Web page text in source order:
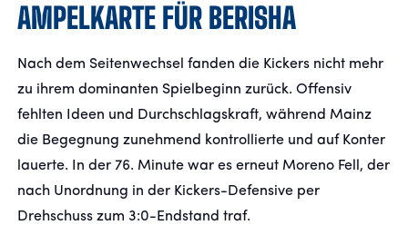
AMPELKARTE FÜR BERISHA
Nach dem Seitenwechsel fanden die Kickers nicht mehr
zu ihrem dominanten Spielbeginn zurück. Offensiv
fehlten Ideen und Durchschlagskraft, während Mainz
die Begegnung zunehmend kontrollierte und auf Konter
lauerte. In der 76. Minute war es erneut Moreno Fell, der
nach Unordnung in der Kickers-Defensive per
Drehschuss zum 3:0-Endstand traf.